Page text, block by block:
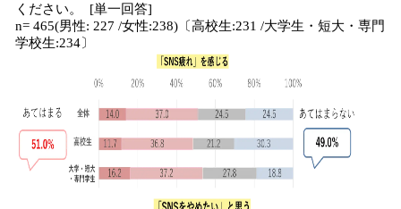
ください。 [単一回答]
n= 465(男性: 227 /女性:238)〔高校生:231 /大学生・短大・専門
学校生:234〕